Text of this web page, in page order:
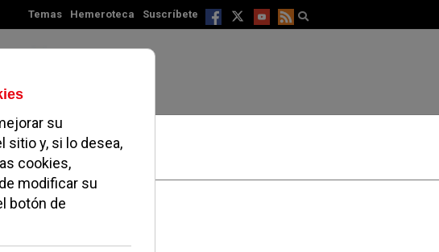
Temas Hemeroteca Suscríbete
SERVICIOS